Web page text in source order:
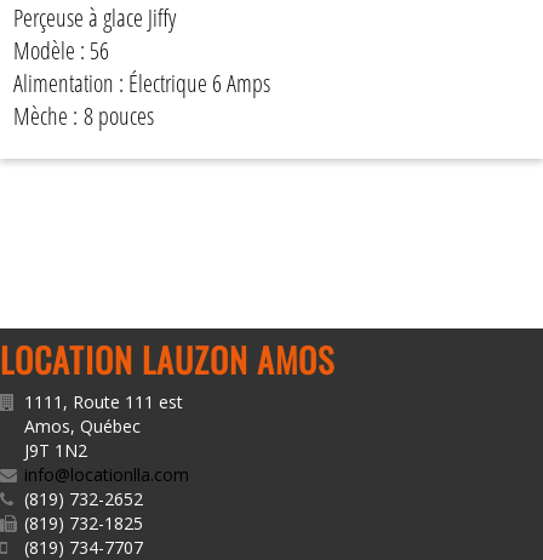
Perçeuse à glace Jiffy
Modèle : 56
Alimentation : Électrique 6 Amps
Mèche : 8 pouces
LOCATION LAUZON AMOS
1111, Route 111 est
Amos, Québec
J9T 1N2
info@locationlla.com
(819) 732-2652
(819) 732-1825
(819) 734-7707